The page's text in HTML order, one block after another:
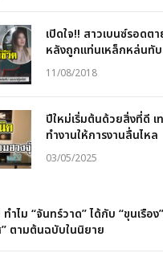
เปิดใจ!! สาวเบนซ์รอดต
หลังถูกแท่นเหล็กหล่นทั
11/08/2018
ปีใหม่เริ่มต้นด้วยสิ่งที่ดี เ
ทำงานให้การงานลื่นไหล
03/05/2025
ำไม “จันทร์วาด” ได้กับ “ขุนเรือง
ตามต้นฉบับในนิยาย